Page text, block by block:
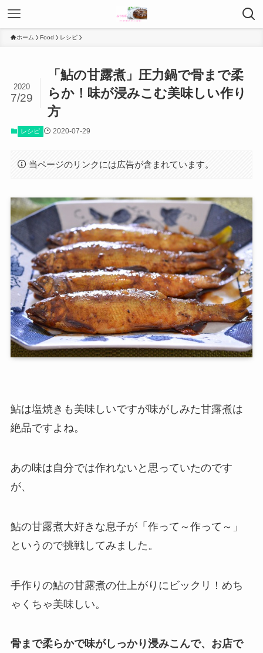
ホーム Food レシピ
「鮎の甘露煮」圧力鍋で骨まで柔
らか！味が浸みこむ美味しい作り
方
2020
7/29
レシピ 2020-07-29
当ページのリンクには広告が含まれています。
鮎は塩焼きも美味しいですが味がしみた甘露煮は
絶品ですよね。
あの味は自分では作れないと思っていたのです
が、
鮎の甘露煮大好きな息子が「作って～作って～」
というので挑戦してみました。
手作りの鮎の甘露煮の仕上がりにビックリ！めち
ゃくちゃ美味しい。
骨まで柔らかで味がしっかり浸みこんで、お店で